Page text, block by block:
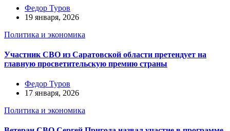
Федор Туров
19 января, 2026
Политика и экономика
Участник СВО из Саратовской области претендует на
главную просветительскую премию страны
Федор Туров
17 января, 2026
Политика и экономика